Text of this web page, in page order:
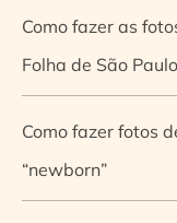
Como fazer as
Folha de São
Como fazer fotos
“newborn”